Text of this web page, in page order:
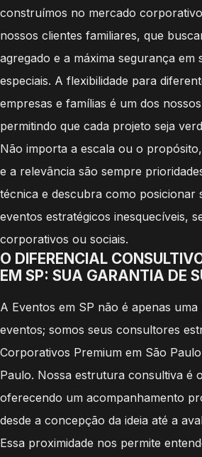
construímos no mercado
nossos clientes familiares, que
agregado e a máxima segurança em
especiais. A flexibilidade para
empresas e famílias é um dos
permitindo que cada projeto seja
Não importa a escala ou o
e a relevância são sempre
técnica e descubra como posicionar
eventos estratégicos inesquecíveis,
corporativos ou sociais.
O DIFERENCIAL
EM SP: SUA GARANTIA DE
A Eventos em SP não é apenas
eventos; somos seus consultores
Corporativos Premium em São
Paulo. Nossa estrutura consultiva é
oferecendo um acompanhamento
desde a concepção da ideia até a
Essa proximidade nos permite